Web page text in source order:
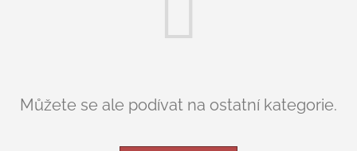
Můžete se ale podívat na ostatní kategorie.